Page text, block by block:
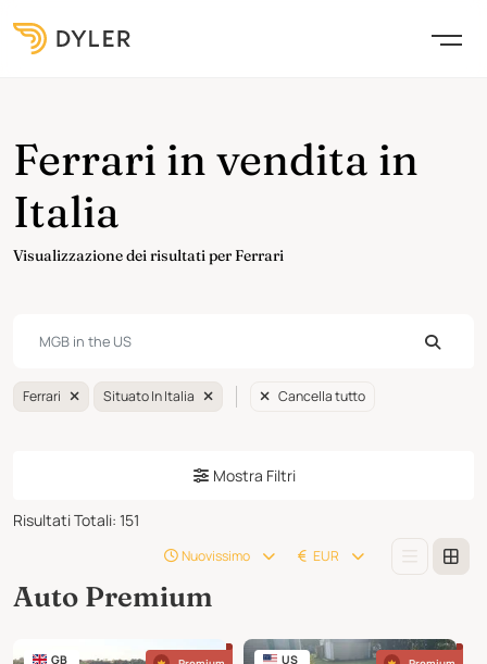
Ferrari in vendita in
Italia
Visualizzazione dei risultati per Ferrari
Ferrari Situato In Italia Cancella tutto
Mostra Filtri
Risultati Totali: 151
Nuovissimo EUR
Auto Premium
GB US